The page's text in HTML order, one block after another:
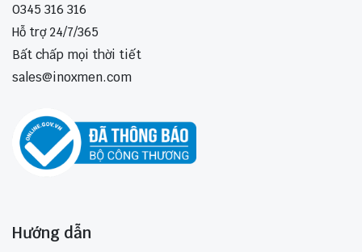
0345 316 316
Hỗ trợ 24/7/365
Bất chấp mọi thời tiết
sales@inoxmen.com
Hướng dẫn